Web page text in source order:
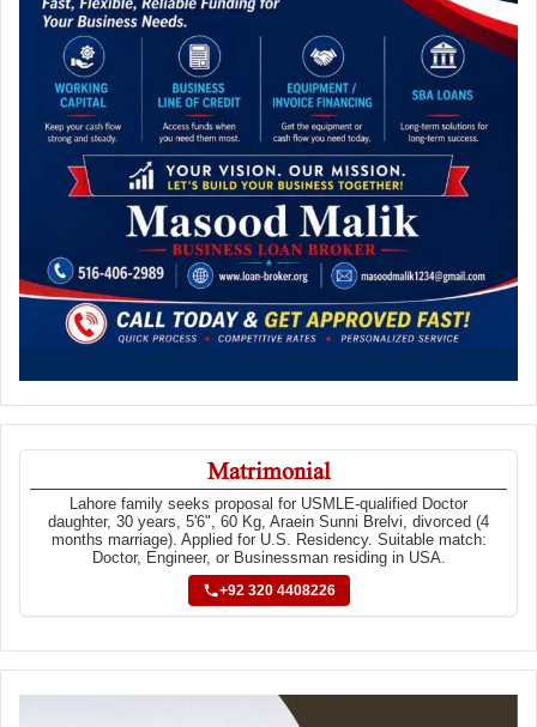
Matrimonial
Lahore family seeks proposal for USMLE-qualified Doctor
daughter, 30 years, 5'6", 60 Kg, Araein Sunni Brelvi, divorced (4
months marriage). Applied for U.S. Residency. Suitable match:
Doctor, Engineer, or Businessman residing in USA.
+92 320 4408226